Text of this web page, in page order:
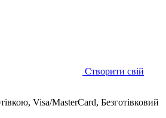
Створити свій
Visa/MasterCard, Безготівковий